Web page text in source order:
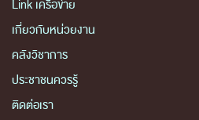
Link เครือข่าย
เกี่ยวกับหน่วยงาน
คลังวิชาการ
ประชาชนควรรู้
ติดต่อเรา